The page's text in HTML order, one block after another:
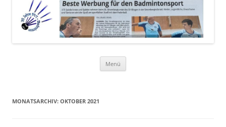
Menü
MONATSARCHIV: OKTOBER 2021